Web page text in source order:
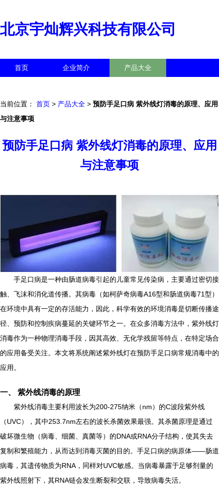
北京宇灿辉兴科技有限公司
首页 企业简介 产品大全
当前位置： 首页 > 产品大全 > 预防手足口病 紫外线灯消毒的原理、应用
与注意事项
预防手足口病 紫外线灯消毒的原理、应用
与注意事项
手足口病是一种由肠道病毒引起的儿童常见传染病，主要通过密切接
触、飞沫和消化道传播。其病毒（如柯萨奇病毒A16型和肠道病毒71型）
在环境中具有一定的存活能力，因此，科学有效的环境消毒是切断传播途
径、预防和控制疾病蔓延的关键环节之一。在众多消毒方法中，紫外线灯
消毒作为一种物理消毒手段，因其高效、无化学残留等特点，在特定场合
的应用备受关注。本文将系统阐述紫外线灯在预防手足口病常规消毒中的
应用。
一、 紫外线消毒的原理
紫外线消毒主要利用波长为200-275纳米（nm）的C波段紫外线
（UVC），其中253.7nm左右的波长杀菌效果最强。其杀菌原理是通过
破坏微生物（病毒、细菌、真菌等）的DNA或RNA分子结构，使其失去
复制和繁殖能力，从而达到消毒灭菌的目的。手足口病的病原体——肠道
病毒，其遗传物质为RNA，同样对UVC敏感。当病毒暴露于足够剂量的
紫外线照射下，其RNA链会发生断裂和交联，导致病毒失活。